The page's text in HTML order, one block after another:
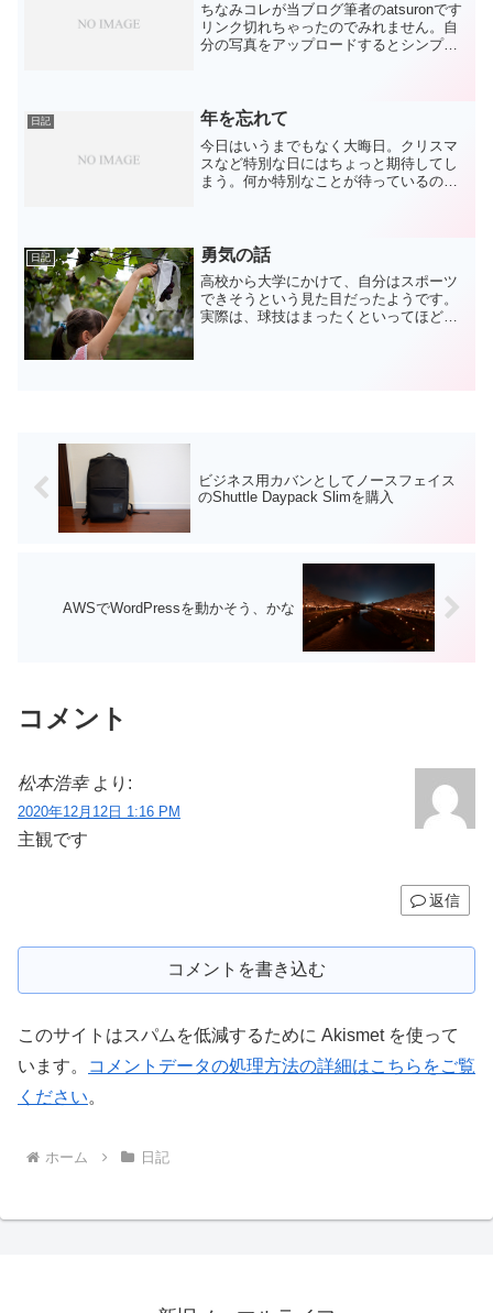
ちなみコレが当ブログ筆者のatsuronです
リンク切れちゃったのでみれません。自
分の写真をアップロードするとシンプソ
斉藤工(5...
日記 年を忘れて
今日はいうまでもなく大晦日。クリスマ
スなど特別な日にはちょっと期待してし
まう。何か特別なことが待っているので
た」年だったと思う。歳を忘...
日記 勇気の話
高校から大学にかけて、自分はスポーツ
できそうという見た目だったようです。
実際は、球技はまったくといってほどダ
ビジネス用カバンとしてノースフェイス
のShuttle Daypack Slimを購入
AWSでWordPressを動かそう、かな
コメント
松本浩幸 より:
2020年12月12日 1:16 PM
主観です
返信
コメントを書き込む
このサイトはスパムを低減するために Akismet を使って
います。
コメントデータの処理方法の詳細はこちらをご覧
ください。
ホーム 日記